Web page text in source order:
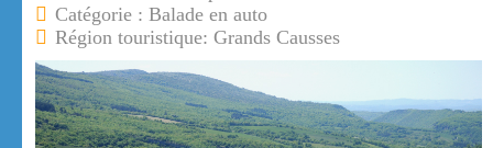
Catégorie : Balade en auto
Région touristique: Grands Causses